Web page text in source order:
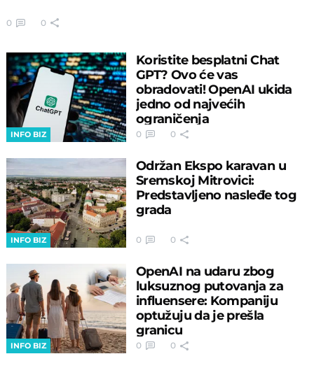
0 0
INFO BIZ
Koristite besplatni Chat
GPT? Ovo će vas
obradovati! OpenAI ukida
jedno od najvećih
ograničenja
0 0
INFO BIZ
Održan Ekspo karavan u
Sremskoj Mitrovici:
Predstavljeno nasleđe tog
grada
0 0
INFO BIZ
OpenAI na udaru zbog
luksuznog putovanja za
influensere: Kompaniju
optužuju da je prešla
granicu
0 0